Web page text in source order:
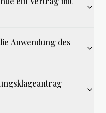
Anwendung des